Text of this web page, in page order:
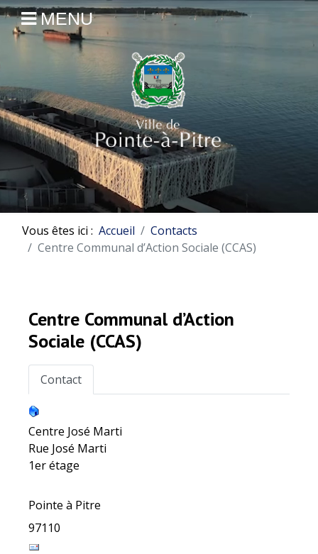
MENU
Vous êtes ici : Accueil
Contacts
Centre Communal d’Action Sociale (CCAS)
Centre Communal d’Action
Sociale (CCAS)
Contact
Centre José Marti
Rue José Marti
1er étage
Pointe à Pitre
97110